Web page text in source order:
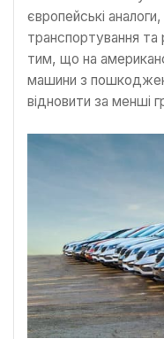
європейські
транспортування
тим, що на
машини з
відновити за менші